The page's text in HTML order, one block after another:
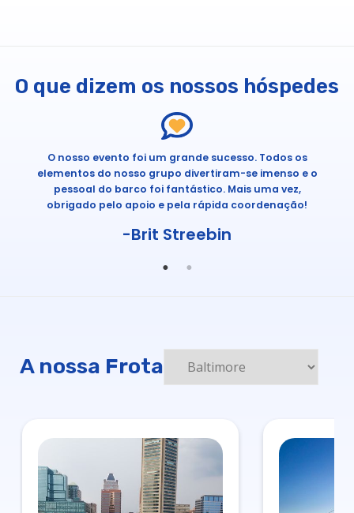
O que dizem os nossos hóspedes
O nosso evento foi um grande sucesso. Todos os
elementos do nosso grupo divertiram-se imenso e o
pessoal do barco foi fantástico. Mais uma vez,
obrigado pelo apoio e pela rápida coordenação!
-Brit Streebin
A nossa Frota